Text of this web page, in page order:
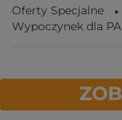
Oferty Specjalne
Wypoczynek dla